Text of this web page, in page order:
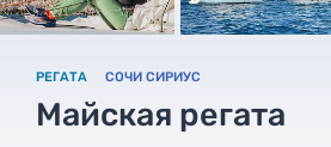
РЕГАТА СОЧИ СИРИУС
Майская регата